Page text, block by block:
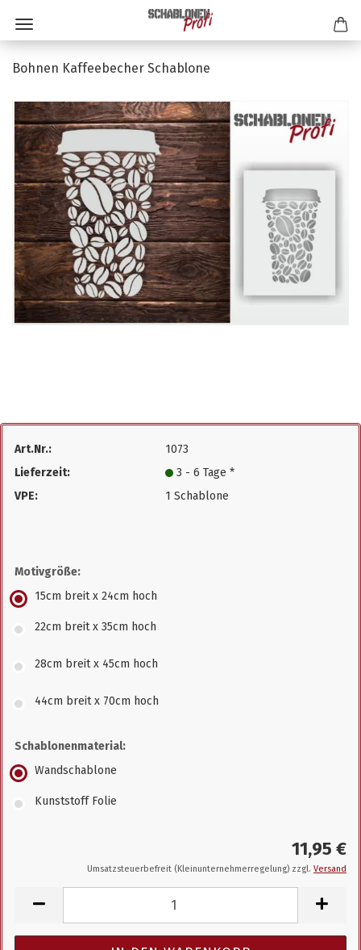
Bohnen Kaffeebecher Schablone
Art.Nr.:
1073
Lieferzeit:
3 - 6 Tage *
VPE:
1 Schablone
Motivgröße:
15cm breit x 24cm hoch
22cm breit x 35cm hoch
28cm breit x 45cm hoch
44cm breit x 70cm hoch
Schablonenmaterial:
Wandschablone
Kunststoff Folie
11,95 €
Umsatzsteuerbefreit (Kleinunternehmerregelung) zzgl. Versand